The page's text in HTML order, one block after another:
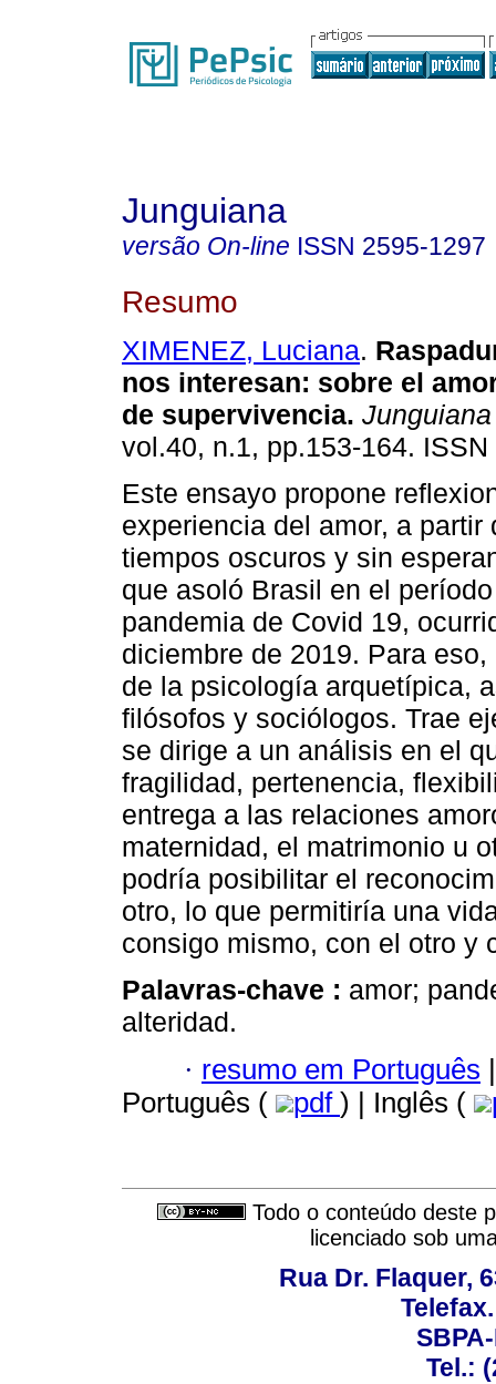
Junguiana
versão On-line ISSN 2595-1297
Resumo
XIMENEZ, Luciana.
nos interesan: sobre el
de supervivencia. Junguiana
vol.40, n.1, pp.153-164.
Este ensayo propone
experiencia del amor, a partir
tiempos oscuros y sin
que asoló Brasil en el
pandemia de Covid 19,
diciembre de 2019. Para
de la psicología arquetípica,
filósofos y sociólogos. Trae
se dirige a un análisis en el
fragilidad, pertenencia,
entrega a las relaciones
maternidad, el matrimonio u
podría posibilitar el
otro, lo que permitiría una
consigo mismo, con el otro y
Palavras-chave : amor;
alteridad.
· resumo em Português |
Português (
pdf ) | Inglês (
Todo o conteúdo deste
licenciado sob
Rua Dr. Flaquer,
Tel.: